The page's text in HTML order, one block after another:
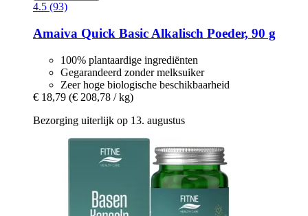
4.5 (93)
Amaiva Quick Basic Alkalisch Poeder, 90 g
100% plantaardige ingrediënten
Gegarandeerd zonder melksuiker
Zeer hoge biologische beschikbaarheid
€ 18,79 (€ 208,78 / kg)
Bezorging uiterlijk op 13. augustus